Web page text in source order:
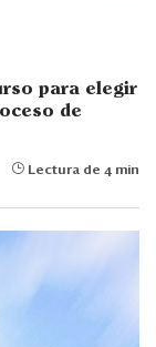
para elegir
de
Lectura de 4 min